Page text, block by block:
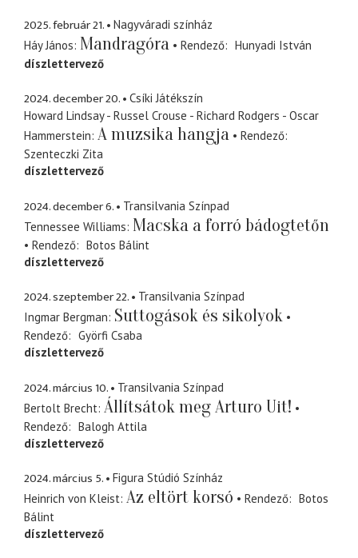
2025. február 21.
Nagyváradi színház
Háy János Mandragóra Rendező
Hunyadi István
díszlettervező
2024. december 20.
Csíki Játékszín
Howard Lindsay - Russel Crouse - Richard Rodgers - Oscar
Hammerstein A muzsika hangja
Rendező
Szenteczki Zita
díszlettervező
2024. december 6.
Transilvania Színpad
Tennessee Williams Macska a forró bádogtetőn
Rendező
Botos Bálint
díszlettervező
2024. szeptember 22.
Transilvania Színpad
Ingmar Bergman Suttogások és sikolyok
Rendező
Györfi Csaba
díszlettervező
2024. március 10.
Transilvania Színpad
Bertolt Brecht Állítsátok meg Arturo Uit!
Rendező
Balogh Attila
díszlettervező
2024. március 5.
Figura Stúdió Színház
Heinrich von Kleist Az eltört korsó Rendező
Botos
Bálint
díszlettervező